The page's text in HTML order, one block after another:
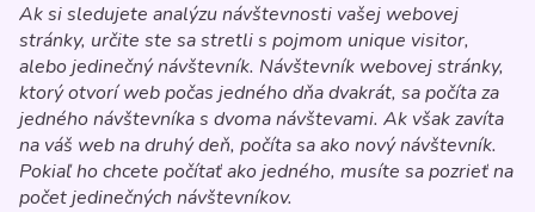
Ak si sledujete analýzu návštevnosti vašej webovej
stránky, určite ste sa stretli s pojmom unique visitor,
alebo jedinečný návštevník. Návštevník webovej stránky,
ktorý otvorí web počas jedného dňa dvakrát, sa počíta za
jedného návštevníka s dvoma návštevami. Ak však zavíta
na váš web na druhý deň, počíta sa ako nový návštevník.
Pokiaľ ho chcete počítať ako jedného, musíte sa pozrieť na
počet jedinečných návštevníkov.